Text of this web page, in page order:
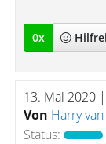
0x
13. Mai 2020
Von Harry
Status: